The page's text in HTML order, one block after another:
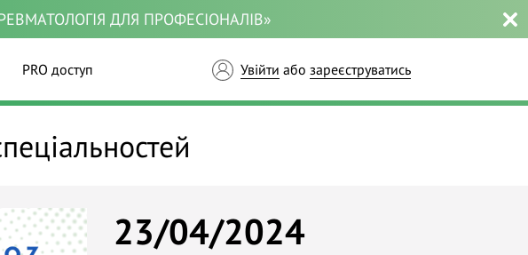
ДЛЯ ПРОФЕСІОНАЛІВ»
PRO доступ Увійти або зареєструватись
23/04/2024